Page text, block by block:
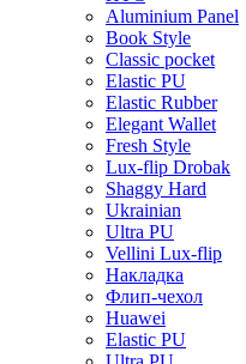
Aluminium Panel
Book Style
Classic pocket
Elastic PU
Elastic Rubber
Elegant Wallet
Fresh Style
Lux-flip Drobak
Shaggy Hard
Ukrainian
Ultra PU
Vellini Lux-flip
Накладка
Флип-чехол
Huawei
Elastic PU